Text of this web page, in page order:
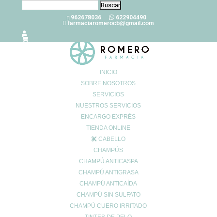
Buscar:
962678036
622904490
farmaciaromerocb@gmail.com
INICIO
SOBRE NOSOTROS
SERVICIOS
NUESTROS SERVICIOS
ENCARGO EXPRÉS
TIENDA ONLINE
CABELLO
CHAMPÚS
CHAMPÚ ANTICASPA
CHAMPÚ ANTIGRASA
CHAMPÚ ANTICAÍDA
CHAMPÚ SIN SULFATO
CHAMPÚ CUERO IRRITADO
Déficit y complejo de vitaminas b
0 Comentarios
vitaminas hidrosolubles del grupo b
funciones vitales para el correcto funcionamiento del organismo:
B1 (tiamina), B2 (riboflavina), B3 (niacina), B5 (ácido